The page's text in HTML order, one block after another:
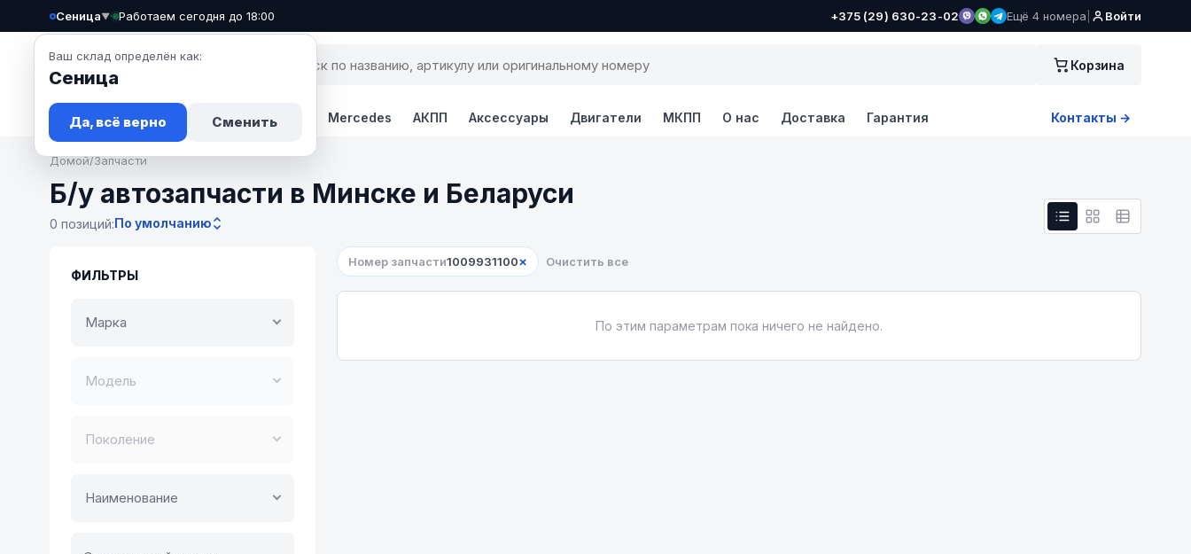
Сеница▼
Ваш склад определён как:
Сеница
Да, всё верно Сменить
· Работаем сегодня до 18:00 +375 (29) 630-23-02 Ещё 4 номера Войти
Корзина
Запчасти Авто Новости Mercedes АКПП Аксессуары Двигатели МКПП О нас Доставка Гарантия Контакты →
Домой/Запчасти
Б/у автозапчасти в Минске и Беларуси
0 позиций:По умолчанию
ФИЛЬТРЫ
Марка
Модель
Поколение
Наименование
Номер запчасти1009931100× Очистить все
По этим параметрам пока ничего не найдено.